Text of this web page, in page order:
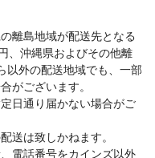
離島地域が配送先となる
、沖縄県およびその他離
以外の配送地域でも、一部
がございます。
日通り届かない場合がご
送は致しかねます。
電話番号をカインズ以外